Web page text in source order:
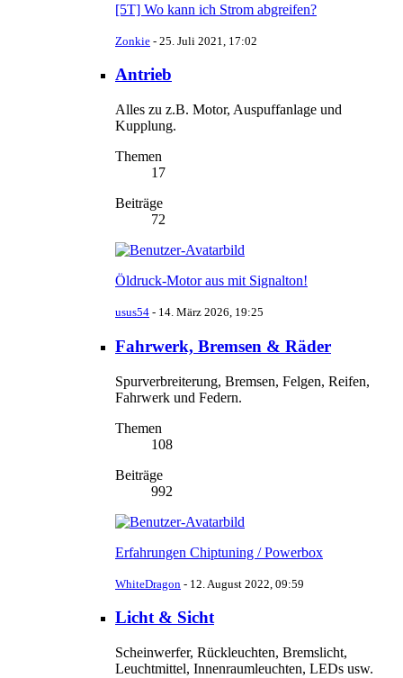
[5T] Wo kann ich Strom abgreifen?
Zonkie - 25. Juli 2021, 17:02
Antrieb
Alles zu z.B. Motor, Auspuffanlage und
Kupplung.
Themen
17
Beiträge
72
Öldruck-Motor aus mit Signalton!
usus54 - 14. März 2026, 19:25
Fahrwerk, Bremsen & Räder
Spurverbreiterung, Bremsen, Felgen, Reifen,
Fahrwerk und Federn.
Themen
108
Beiträge
992
Erfahrungen Chiptuning / Powerbox
WhiteDragon - 12. August 2022, 09:59
Licht & Sicht
Scheinwerfer, Rückleuchten, Bremslicht,
Leuchtmittel, Innenraumleuchten, LEDs usw.